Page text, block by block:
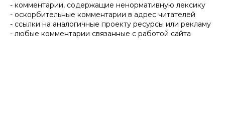
- комментарии, содержащие ненормативную лексику
- оскорбительные комментарии в адрес читателей
- ссылки на аналогичные проекту ресурсы или рекламу
- любые комментарии связанные с работой сайта